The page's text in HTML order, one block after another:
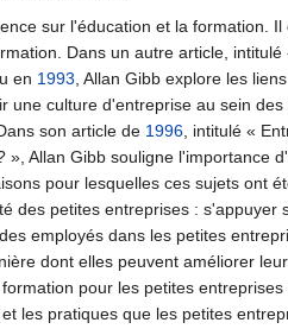
sur l'éducation et la formation.
Dans un autre article,
en 1993, Allan Gibb explore les
culture d'entreprise au sein
son article de 1996, intitulé «
», Allan Gibb souligne l'importance
pour lesquelles ces sujets ont
des petites entreprises :
employés dans les petites
dont elles peuvent améliorer
pour les petites
les pratiques que les petites